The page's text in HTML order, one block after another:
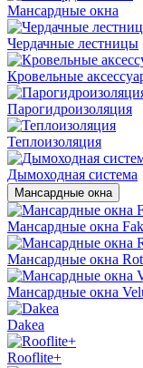
Мансардные окна
Чердачные лестницы
Кровельные
Парогидроизоляция
Теплоизоляция
Дымоходная система
Мансардные окна
Мансардные окна
Мансардные окна
Мансардные окна
Dakea
Rooflite+